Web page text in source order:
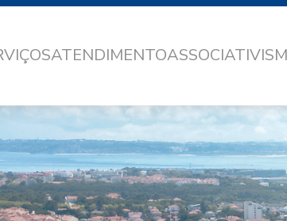
ATENDIMENTO